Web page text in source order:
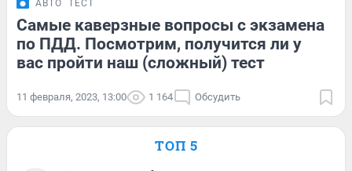
АВТО ТЕСТ
Самые каверзные вопросы с экзамена
по ПДД. Посмотрим, получится ли у
вас пройти наш (сложный) тест
11 февраля, 2023, 13:00 1 164 Обсудить
ТОП 5